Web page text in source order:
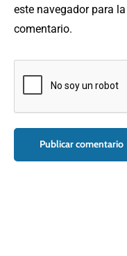
este navegador para
comentario.